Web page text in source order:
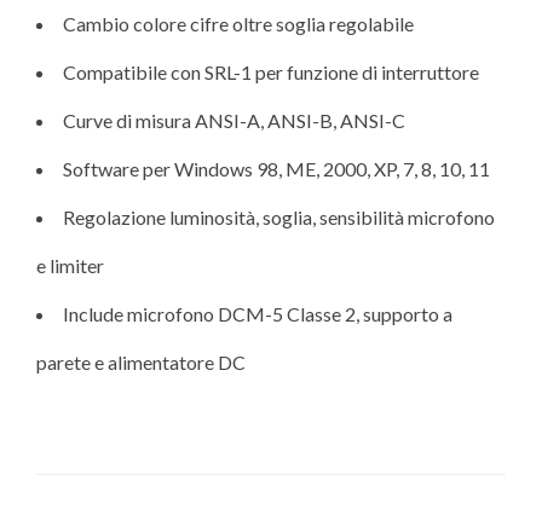
Cambio colore cifre oltre soglia regolabile
Compatibile con SRL-1 per funzione di interruttore
Curve di misura ANSI-A, ANSI-B, ANSI-C
Software per Windows 98, ME, 2000, XP, 7, 8, 10, 11
Regolazione luminosità, soglia, sensibilità microfono
e limiter
Include microfono DCM-5 Classe 2, supporto a
parete e alimentatore DC